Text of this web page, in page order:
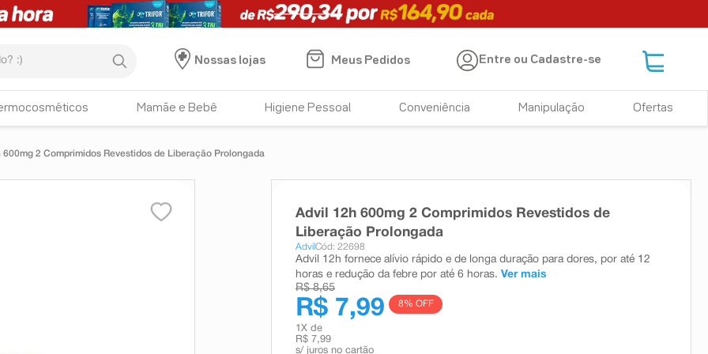
Nossas lojas
Meus Pedidos Entre ou Cadastre-se
Mamãe e Bebê Higiene Pessoal Conveniência Manipulação Ofertas
600mg 2 Comprimidos Revestidos de Liberação Prolongada
Advil 12h 600mg 2 Comprimidos Revestidos de
Liberação Prolongada
AdvilCód: 22698
Advil 12h fornece alívio rápido e de longa duração para dores, por até 12
horas e redução da febre por até 6 horas. Ver mais
R$ 8,65
R$ 7,99 8% OFF
1 X de
R$ 7,99
s/ juros no cartão